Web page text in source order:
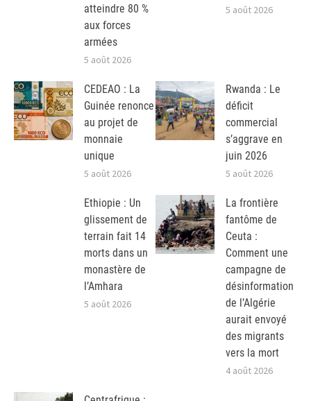
atteindre 80 %
aux forces
armées
5 août 2026
5 août 2026
CEDEAO : La
Guinée renonce
au projet de
monnaie
unique
5 août 2026
Rwanda : Le
déficit
commercial
s’aggrave en
juin 2026
5 août 2026
Ethiopie : Un
glissement de
terrain fait 14
morts dans un
monastère de
l’Amhara
5 août 2026
La frontière
fantôme de
Ceuta :
Comment une
campagne de
désinformation
de l’Algérie
aurait envoyé
des migrants
vers la mort
4 août 2026